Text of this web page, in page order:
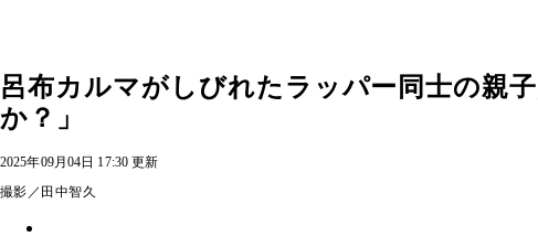
呂布カルマがしびれたラッパー同士の親
か？」
2025年09月04日 17:30 更新
撮影／田中智久